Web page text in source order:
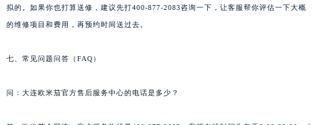
拟的。如果你也打算送修，建议先打400-877-2083咨询一下，让客服帮你评估一下大概
的维修项目和费用，再预约时间送过去。
七、常见问题问答（FAQ）
问：大连欧米茄官方售后服务中心的电话是多少？